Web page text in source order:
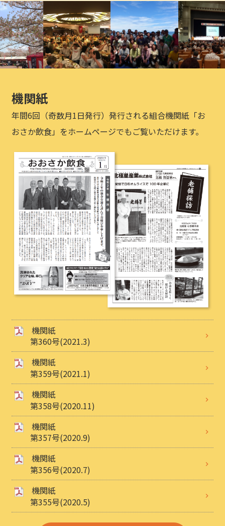
機関紙
年間6回（奇数月1日発行）発行される組合機関紙「お
おさか飲食」をホームページでもご覧いただけます。
機関紙
第360号(2021.3)
機関紙
第359号(2021.1)
機関紙
第358号(2020.11)
機関紙
第357号(2020.9)
機関紙
第356号(2020.7)
機関紙
第355号(2020.5)